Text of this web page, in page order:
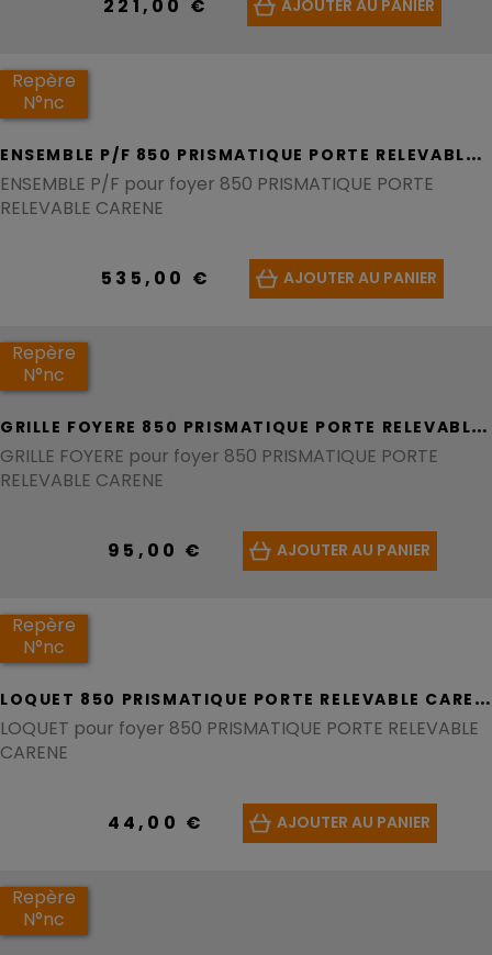
221,00 € AJOUTER AU PANIER
Repère
N°nc
E
NSEMBLE P/F 850 PRISMATIQUE PORTE RELEVABLE CARENE - REF G126318U
ENSEMBLE P/F pour foyer 850 PRISMATIQUE PORTE
RELEVABLE CARENE
535,00 € AJOUTER AU PANIER
Repère
N°nc
G
RILLE FOYERE 850 PRISMATIQUE PORTE RELEVABLE CARENE - REF F685109B
GRILLE FOYERE pour foyer 850 PRISMATIQUE PORTE
RELEVABLE CARENE
95,00 € AJOUTER AU PANIER
Repère
N°nc
L
OQUET 850 PRISMATIQUE PORTE RELEVABLE CARENE - REF F685111B
LOQUET pour foyer 850 PRISMATIQUE PORTE RELEVABLE
CARENE
44,00 € AJOUTER AU PANIER
Repère
N°nc